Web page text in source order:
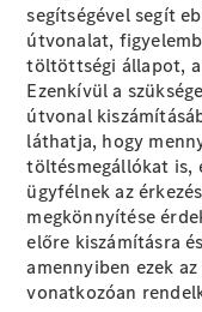
Sprinter
zárt
áruszállító
Sprinter
Tourer
Sprinter
szimplafülkés
alváz
Sprinter
duplafülkés
alváz
Sprinter
segítségével segít
útvonalat,
töltöttségi állapot,
Ezenkívül a
útvonal
láthatja, hogy
töltésmegállókat is,
ügyfélnek az
megkönnyítése
előre kiszámításra
amennyiben ezek
vonatkozóan